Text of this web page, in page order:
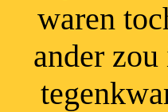
waren
ander